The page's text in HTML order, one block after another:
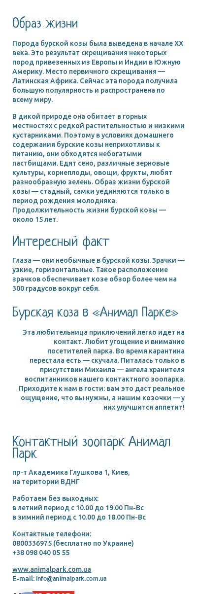
Образ жизни
Порода бурской козы была выведена в начале XX
века. Это результат скрещивания некоторых
пород привезенных из Европы и Индии в Южную
Америку. Место первичного скрещивания —
Латинская Африка. Сейчас эта порода получила
большую популярность и распространена по
всему миру.
В дикой природе она обитает в горных
местностях с редкой растительностью и низкими
кустарниками. Поэтому в условиях домашнего
содержания бурские козы неприхотливы к
питанию, они обходятся небогатыми
пастбищами. Едят сено, различные зерновые
культуры, корнеплоды, овощи, фрукты, любят
разнообразную зелень. Образ жизни бурской
козы — стадный, самки уединяются только в
период рождения молодняка.
Продолжительность жизни бурской козы —
около 15 лет.
Интересный факт
Глаза — они необычные в бурской козы. Зрачки —
узкие, горизонтальные. Такое расположение
зрачков обеспечивает козе обзор более чем на
300 градусов вокруг себя.
Бурская коза в «Анимал Парке»
Эта любительница приключений легко идет на
контакт. Любит угощение и внимание
посетителей парка. Во время карантина
перестала есть — скучала. Питалась только в
присутствии Михаила — ангела хранителя
воспитанников нашего контактного зоопарка.
Приходите к нам в гости: вам это даст реальное
ощущение, что вы нужны, а нашим козочки — у
них улучшится аппетит!
Контактный зоопарк Анимал
Парк
пр-т Академика Глушкова 1, Киев,
на територии ВДНГ
Работаем без выходных:
в летний период c 10.00 до 19.00 Пн-Вс
в зимний период c 10.00 до 18.00 Пн-Вс
Контактные телефони:
0800336975 (бесплатно по Украине)
+38 098 040 05 55
www.animalpark.com.ua
E-mail: